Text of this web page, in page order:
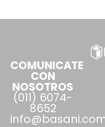
COMUNICATE
CON
NOSOTROS
(011) 6074-
8652